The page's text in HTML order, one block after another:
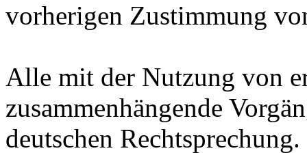
vorherigen Zustimmung
Alle mit der Nutzung von
zusammenhängende
deutschen Rechtsprechung.